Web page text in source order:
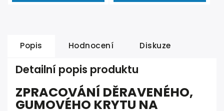
Popis Hodnocení Diskuze
Detailní popis produktu
ZPRACOVÁNÍ DĚRAVENÉHO,
GUMOVÉHO KRYTU NA